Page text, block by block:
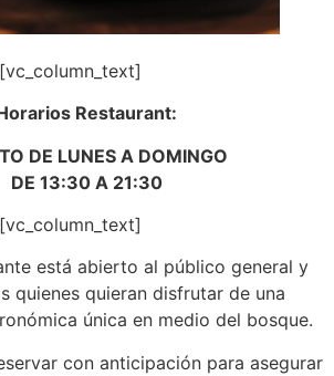
Restaurant:
DE LUNES A DOMINGO
DE 13:30 A 21:30
está abierto al público general y
quienes quieran disfrutar de una
única en medio del bosque.
con anticipación para asegurar